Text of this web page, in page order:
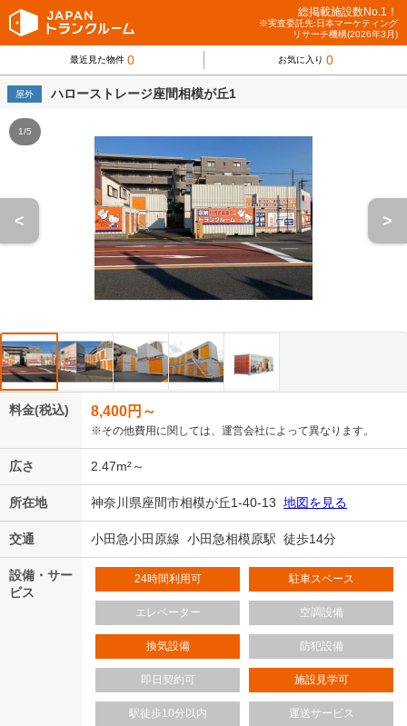
総掲載施設数No.1！
※実査委託先:日本マーケティング
リサーチ機構(2026年3月)
最近見た物件 0 お気に入り 0
屋外 ハローストレージ座間相模が丘1
1/5
< >
料金(税込) 8,400円～
※その他費用に関しては、運営会社によって異なります。
広さ 2.47m²～
所在地 神奈川県座間市相模が丘1-40-13 地図を見る
交通 小田急小田原線 小田急相模原駅 徒歩14分
設備・サー
ビス
24時間利用可 駐車スペース
エレベーター 空調設備
換気設備 防犯設備
即日契約可 施設見学可
駅徒歩10分以内 運送サービス